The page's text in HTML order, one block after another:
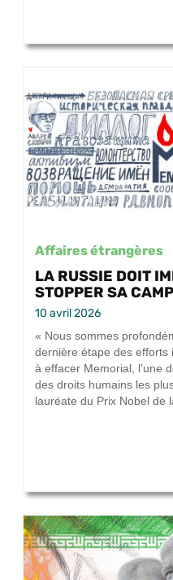
Affaires étrangères
LA RUSSIE DOIT
STOPPER SA
10 avril 2026
« Nous sommes
dernière étape des efforts
à effacer Memorial, l’une
des droits humains les
lauréate du Prix Nobel de